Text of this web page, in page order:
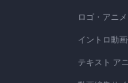
ロゴ・アニ
イントロ動
テキスト ア